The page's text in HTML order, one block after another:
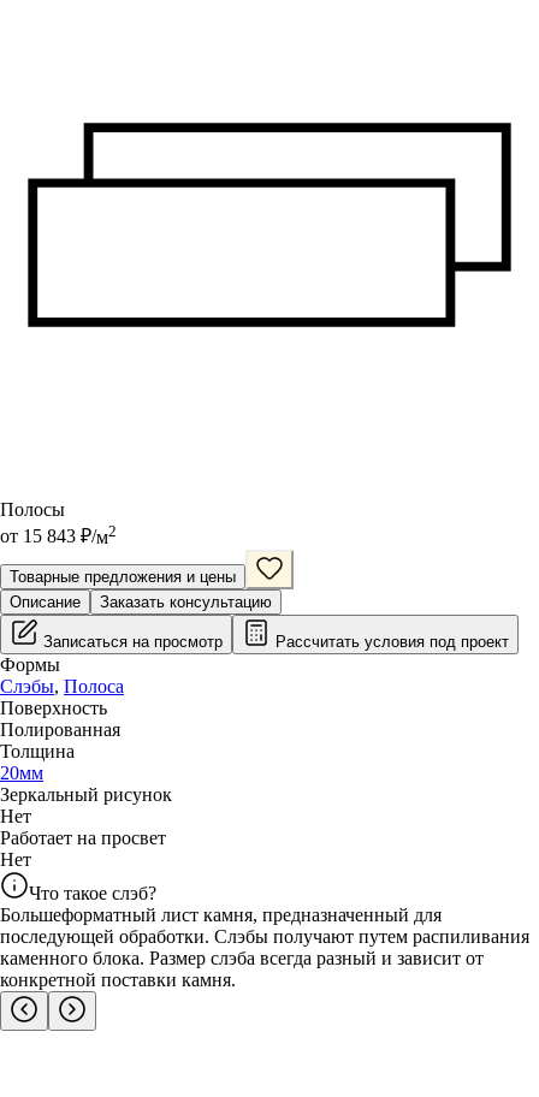
Полосы
от 15 843 ₽/м2
Товарные предложения и цены
Описание
Заказать консультацию
Записаться на просмотр Рассчитать условия под проект
Формы
Слэбы, Полоса
Поверхность
Полированная
Толщина
20мм
Зеркальный рисунок
Нет
Работает на просвет
Нет
Что такое слэб?
Большеформатный лист камня, предназначенный для
последующей обработки. Слэбы получают путем распиливания
каменного блока. Размер слэба всегда разный и зависит от
конкретной поставки камня.